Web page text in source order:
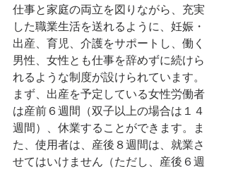
仕事と家庭の両立を図りながら、充実
した職業生活を送れるように、妊娠・
出産、育児、介護をサポートし、働く
男性、女性とも仕事を辞めずに続けら
れるような制度が設けられています。
まず、出産を予定している女性労働者
は産前６週間（双子以上の場合は１４
週間）、休業することができます。ま
た、使用者は、産後８週間は、就業さ
せてはいけません（ただし、産後６週